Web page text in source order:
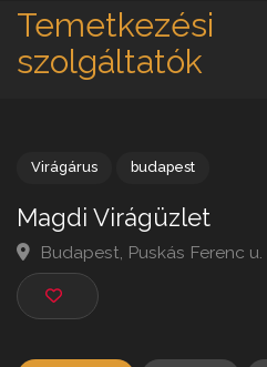
Temetkezési
szolgáltatók
Magdi Virágüzlet
Budapest, Puskás Ferenc